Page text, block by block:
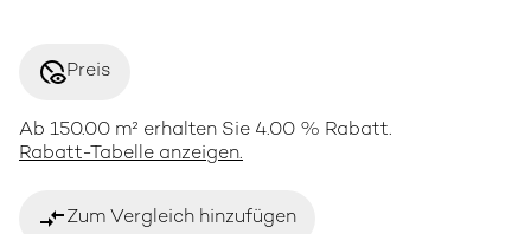
disabled_visiblePreis
Ab 150.00 m² erhalten Sie 4.00 % Rabatt.
Rabatt-Tabelle anzeigen.
compare_arrowsZum Vergleich hinzufügen